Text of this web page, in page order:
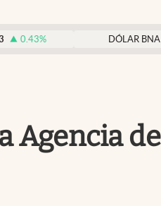
% DÓLAR BNA $ 1520
Agencia